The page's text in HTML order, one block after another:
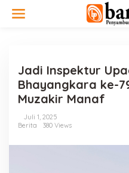
Jadi Inspektur
Bhayangkara ke-
Muzakir Manaf
Juli 1, 2025
Berita
380 Views